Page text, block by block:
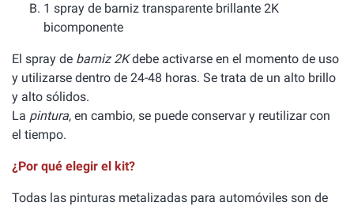
1 spray de barniz transparente brillante 2K
bicomponente
El spray de barniz 2Kdebe activarse en el momento de uso
y utilizarse dentro de 24-48 horas. Se trata de un alto brillo
y alto sólidos.
La pintura, en cambio, se puede conservar y reutilizar con
el tiempo.
¿Por qué elegir el kit?
Todas las pinturas metalizadas para automóviles son de